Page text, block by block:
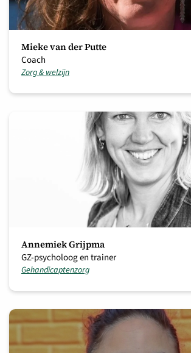
Mieke van der Putte
Coach
Zorg & welzijn
Annemiek Grijpma
GZ-psycholoog en trainer
Gehandicaptenzorg